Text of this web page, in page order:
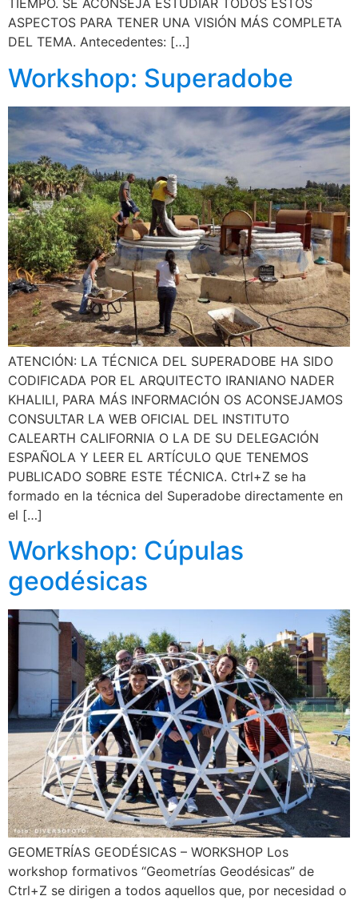
TIEMPO. SE ACONSEJA ESTUDIAR TODOS ESTOS
ASPECTOS PARA TENER UNA VISIÓN MÁS COMPLETA
DEL TEMA. Antecedentes: […]
Workshop: Superadobe
ATENCIÓN: LA TÉCNICA DEL SUPERADOBE HA SIDO
CODIFICADA POR EL ARQUITECTO IRANIANO NADER
KHALILI, PARA MÁS INFORMACIÓN OS ACONSEJAMOS
CONSULTAR LA WEB OFICIAL DEL INSTITUTO
CALEARTH CALIFORNIA O LA DE SU DELEGACIÓN
ESPAÑOLA Y LEER EL ARTÍCULO QUE TENEMOS
PUBLICADO SOBRE ESTE TÉCNICA. Ctrl+Z se ha
formado en la técnica del Superadobe directamente en
el […]
Workshop: Cúpulas
geodésicas
GEOMETRÍAS GEODÉSICAS – WORKSHOP Los
workshop formativos “Geometrías Geodésicas” de
Ctrl+Z se dirigen a todos aquellos que, por necesidad o